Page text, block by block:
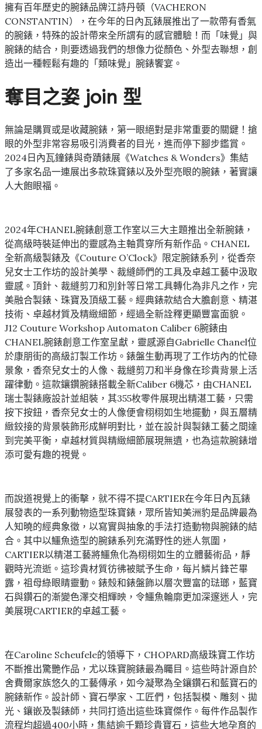
擁有百年歷史的腕錶品牌江詩丹頓（VACHERON
CONSTANTIN），在今年的日內瓦錶展推出了一款帶有香氣
的腕錶，特殊的設計帶來全所謂有的感官體驗！而「味覺」與
腕錶的結合，則要透過我們的想像力從顏色、外型去聯想，創
造出一種輕鬆有趣的「類味覺」腕錶饗宴。
奪目之姿 join 型
無論是購買或是收藏腕錶，第一眼絕對是非常重要的關鍵！搶
眼的外型非常容易吸引消費者的目光，進而停下腳步鑑賞。
2024日內瓦鐘錶與奇蹟錶展《Watches & Wonders》集結
了多家名品一連展出多款珠寶錶以及外型亮眼的腕錶，著實讓
人大飽眼福。
2024年CHANEL腕錶創意工作室以三大主題推出全新腕錶，
從高級時裝延伸出的靈感為主軸貫穿所有新作品。CHANEL
全新高級製錶及《Couture O’Clock》限定腕錶系列，從香奈
兒女士工作坊的設計美學、裁縫師們的工具及卓越工藝中汲取
靈感。頂針、裁縫剪刀和別針等日常工具轉化為非凡之作，完
美融合製錶、珠寶及頂級工藝。經典錶款結合大膽創意、精湛
技術、卓越材質及精緻細節，經過全新詮釋更顯豐富面貌。
J12 Couture Workshop Automaton Caliber 6腕錶由
CHANEL腕錶創意工作室呈獻，靈感源自Gabrielle Chanel位
於康朋街的高級訂製工作坊。錶盤生動再現了工作坊內的忙碌
景象，香奈兒女士的人像、裁縫剪刀和半身像在珍貴背景上活
躍律動。這款鑲鑽腕錶搭載全新Caliber 6機芯，由CHANEL
瑞士製錶廠設計並組裝，其355枚零件展現出精湛工藝，只需
按下按鈕，香奈兒女士的人像便會栩栩如生地擺動，與五層精
緻鉸接的背景裝飾形成鮮明對比，並在設計與製錶工藝之間達
到完美平衡，卓越材質與精緻細節展現無遺，也為這款腕錶增
添可愛有趣的視覺。
而說道視覺上的衝擊，就不得不提CARTIER在今年日內瓦錶
展發表的一系列動物造型珠寶錶，眾所皆知美洲豹是品牌最為
人知曉的經典象徵，以寫實與抽象的手法打造動物與腕錶的結
合。其中以鱷魚造型的腕錶系列充滿野性的迷人氛圍，
CARTIER以精湛工藝將鱷魚化為栩栩如生的立體藝術品，靜
觀時光流逝。這珍貴材質彷彿被賦予生命，每片鱗片鋒芒畢
露，祖母綠眼睛靈動。錶殼和錶盤飾以層次豐富的琺瑯，藍寶
石與鑽石的漸變色澤交相輝映，令鱷魚輪廓更加深邃迷人，完
美展現CARTIER的卓越工藝。
在Caroline Scheufele的領導下，CHOPARD高級珠寶工作坊
不斷推出驚艷作品，尤以珠寶腕錶最為矚目。這些時計源自於
舍費爾家族悠久的工藝傳承，如今凝聚為全鑲鑽石和藍寶石的
腕錶新作。設計師、寶石學家、工匠們，包括製模、雕刻、拋
光、鑲嵌及製錶師，共同打造出這些珠寶傑作。每件作品製作
流程均超過400小時，集結逾千顆珍貴寶石，這些大地孕育的